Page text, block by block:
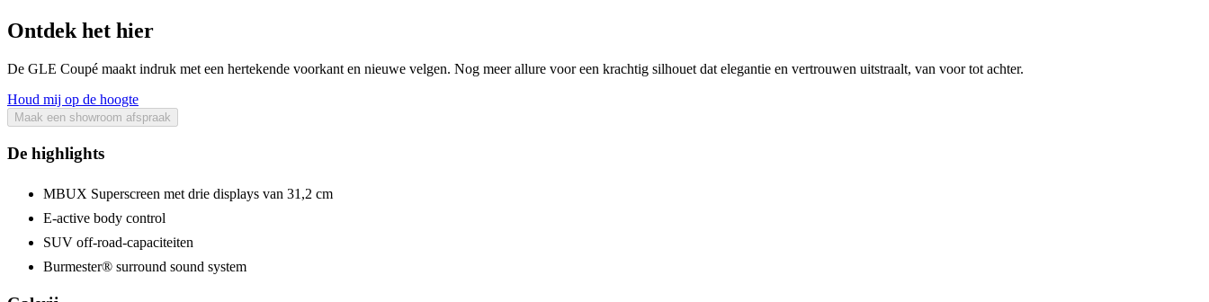
Ontdek het hier
De GLE Coupé maakt indruk met een hertekende voorkant en nieuwe velgen. Nog meer allure voor een krachtig silhouet dat elegantie en vertrouwen uitstraalt, van voor tot achter.
Houd mij op de hoogte
Maak een showroom afspraak
De highlights
MBUX Superscreen met drie displays van 31,2 cm
E-active body control
SUV off-road-capaciteiten
Burmester® surround sound system